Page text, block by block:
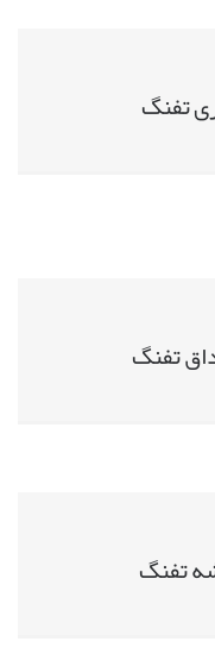
تفنگ
تفنگ
تفنگ